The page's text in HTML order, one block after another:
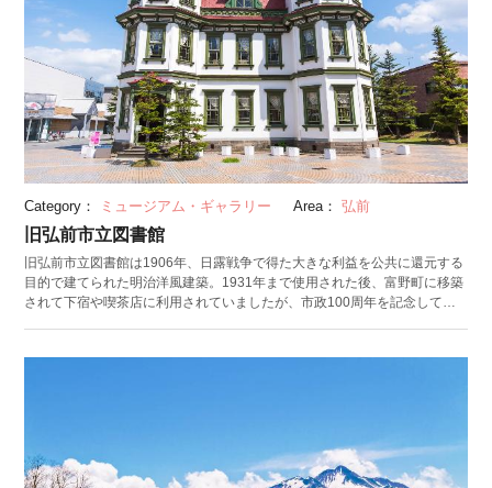
Category： ミュージアム・ギャラリー Area： 弘前
旧弘前市立図書館
旧弘前市立図書館は1906年、日露戦争で得た大きな利益を公共に還元する
目的で建てられた明治洋風建築。1931年まで使用された後、富野町に移築
されて下宿や喫茶店に利用されていましたが、市政100周年を記念して現
メントなどルネッサンス様式を基調としながら、寺院建築に見られる木鼻
冬にはライトアップも行われ、いつもと違った雰囲気を楽しむこともでき
ます。